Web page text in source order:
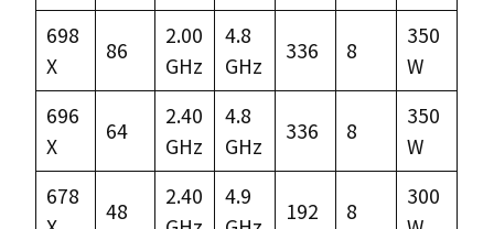
698
X
86
2.00
GHz
4.8
GHz
336 8
350
W
696
X
64
2.40
GHz
4.8
GHz
336 8
350
W
678
48
2.40
4.9
192 8
300